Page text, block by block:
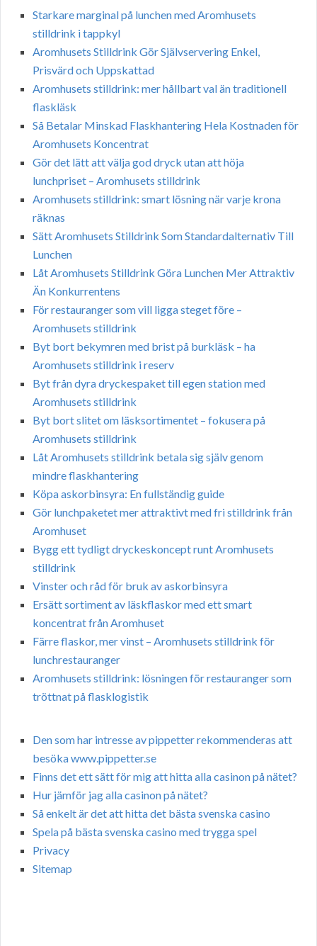
Starkare marginal på lunchen med Aromhusets
stilldrink i tappkyl
Aromhusets Stilldrink Gör Självservering Enkel,
Prisvärd och Uppskattad
Aromhusets stilldrink: mer hållbart val än traditionell
flaskläsk
Så Betalar Minskad Flaskhantering Hela Kostnaden för
Aromhusets Koncentrat
Gör det lätt att välja god dryck utan att höja
lunchpriset – Aromhusets stilldrink
Aromhusets stilldrink: smart lösning när varje krona
räknas
Sätt Aromhusets Stilldrink Som Standardalternativ Till
Lunchen
Låt Aromhusets Stilldrink Göra Lunchen Mer Attraktiv
Än Konkurrentens
För restauranger som vill ligga steget före –
Aromhusets stilldrink
Byt bort bekymren med brist på burkläsk – ha
Aromhusets stilldrink i reserv
Byt från dyra dryckespaket till egen station med
Aromhusets stilldrink
Byt bort slitet om läsksortimentet – fokusera på
Aromhusets stilldrink
Låt Aromhusets stilldrink betala sig själv genom
mindre flaskhantering
Köpa askorbinsyra: En fullständig guide
Gör lunchpaketet mer attraktivt med fri stilldrink från
Aromhuset
Bygg ett tydligt dryckeskoncept runt Aromhusets
stilldrink
Vinster och råd för bruk av askorbinsyra
Ersätt sortiment av läskflaskor med ett smart
koncentrat från Aromhuset
Färre flaskor, mer vinst – Aromhusets stilldrink för
lunchrestauranger
Aromhusets stilldrink: lösningen för restauranger som
tröttnat på flasklogistik
Den som har intresse av pippetter rekommenderas att
besöka www.pippetter.se
Finns det ett sätt för mig att hitta alla casinon på nätet?
Hur jämför jag alla casinon på nätet?
Så enkelt är det att hitta det bästa svenska casino
Spela på bästa svenska casino med trygga spel
Privacy
Sitemap